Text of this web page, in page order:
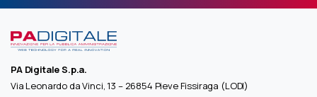
PA Digitale S.p.a.
Via Leonardo da Vinci, 13 – 26854 Pieve Fissiraga (LODI)